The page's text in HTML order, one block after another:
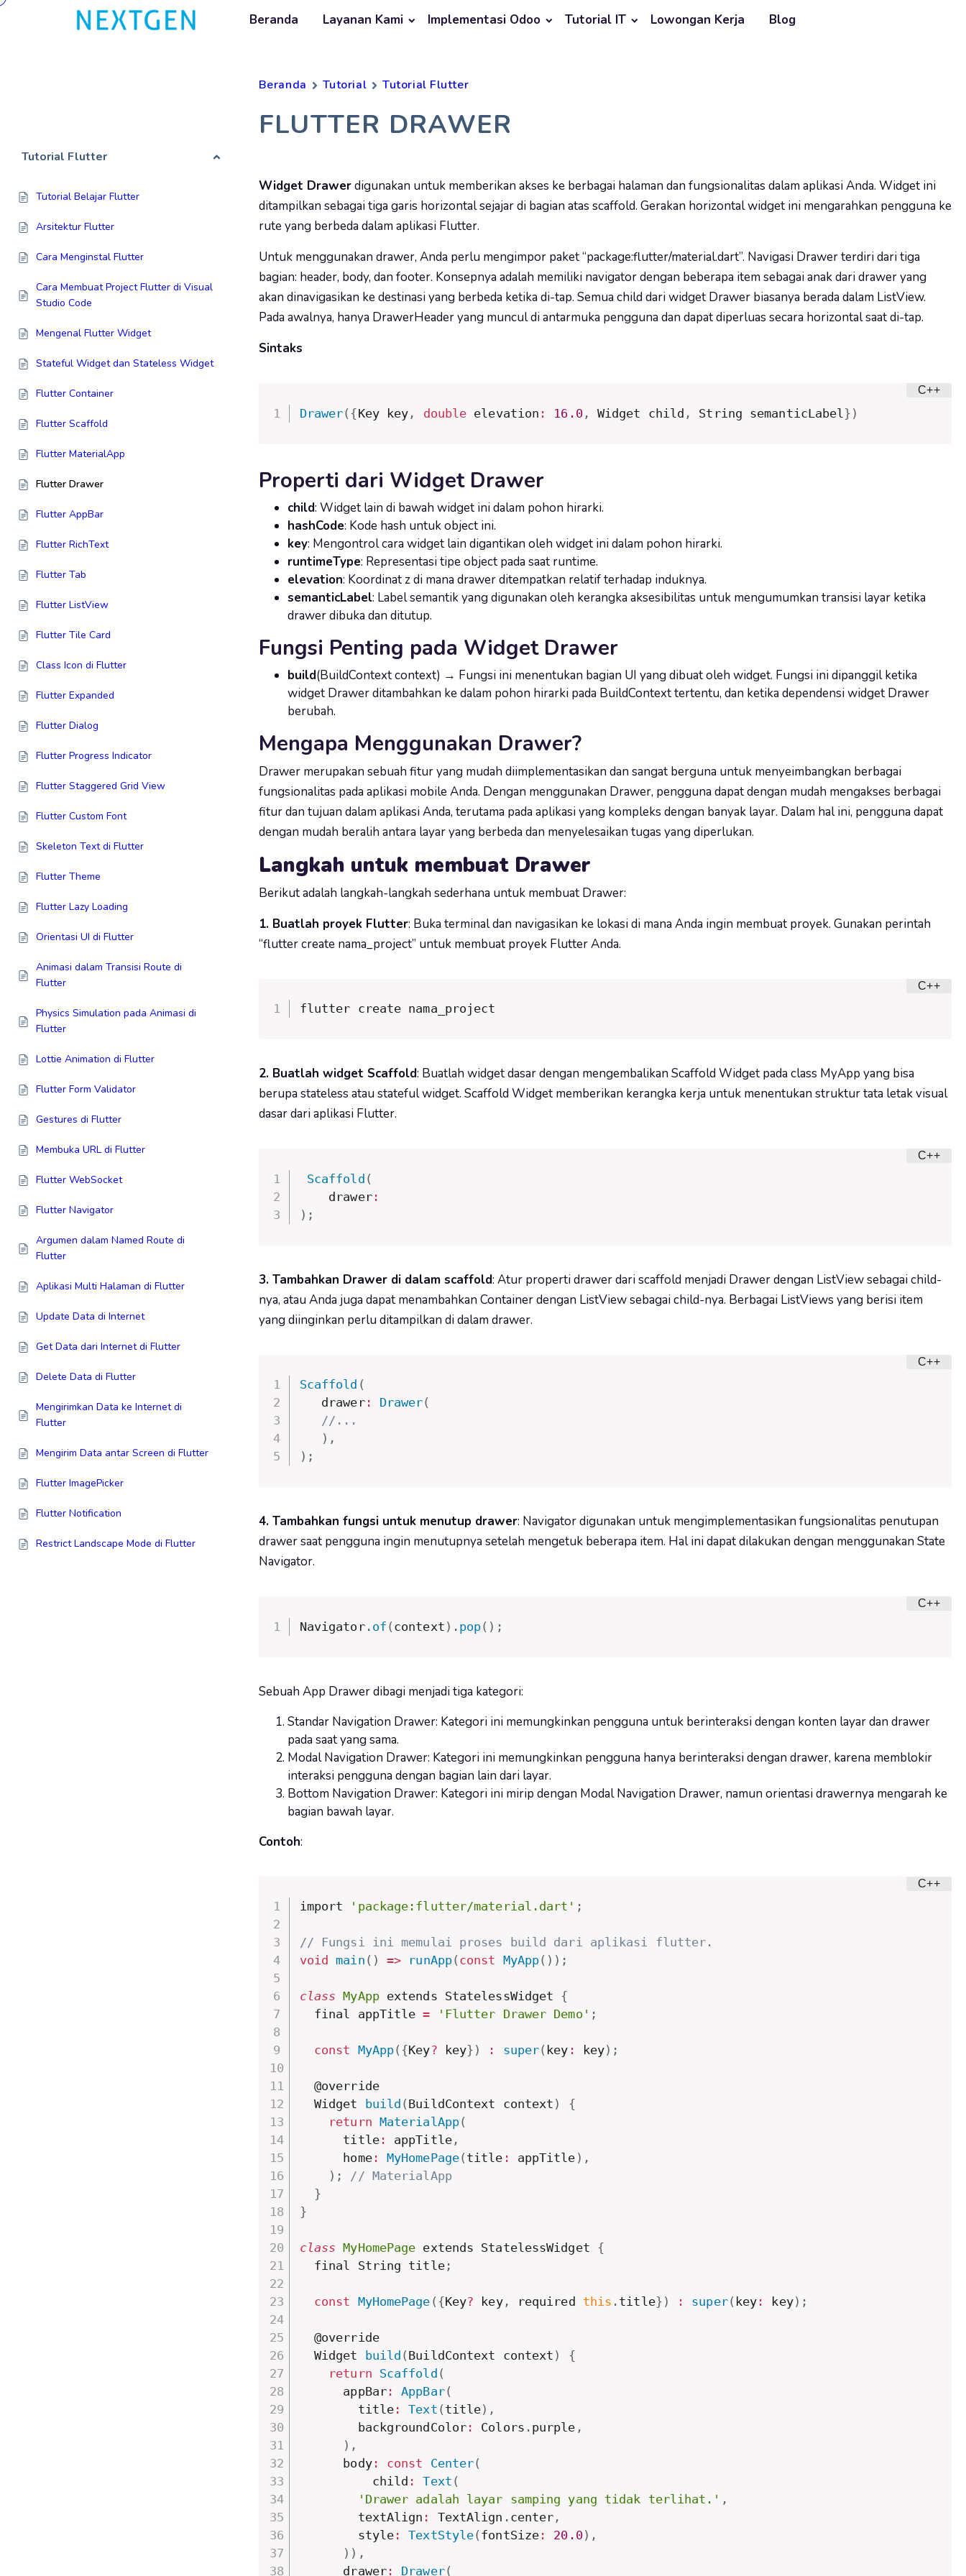
Beranda Layanan Kami Implementasi Odoo Tutorial IT Lowongan Kerja Blog
Tutorial Flutter
Tutorial Belajar Flutter
Arsitektur Flutter
Cara Menginstal Flutter
Cara Membuat Project Flutter di Visual
Studio Code
Mengenal Flutter Widget
Stateful Widget dan Stateless Widget
Flutter Container
Flutter Scaffold
Flutter MaterialApp
Flutter Drawer
Flutter AppBar
Flutter RichText
Flutter Tab
Flutter ListView
Flutter Tile Card
Class Icon di Flutter
Flutter Expanded
Flutter Dialog
Flutter Progress Indicator
Flutter Staggered Grid View
Flutter Custom Font
Skeleton Text di Flutter
Flutter Theme
Flutter Lazy Loading
Orientasi UI di Flutter
Animasi dalam Transisi Route di
Flutter
Physics Simulation pada Animasi di
Flutter
Lottie Animation di Flutter
Flutter Form Validator
Gestures di Flutter
Membuka URL di Flutter
Flutter WebSocket
Flutter Navigator
Argumen dalam Named Route di
Flutter
Aplikasi Multi Halaman di Flutter
Update Data di Internet
Get Data dari Internet di Flutter
Delete Data di Flutter
Mengirimkan Data ke Internet di
Flutter
Mengirim Data antar Screen di Flutter
Flutter ImagePicker
Flutter Notification
Restrict Landscape Mode di Flutter
Beranda Tutorial Tutorial Flutter
FLUTTER DRAWER
Widget Drawerdigunakan untuk memberikan akses ke berbagai halaman dan fungsionalitas dalam aplikasi Anda. Widget ini
ditampilkan sebagai tiga garis horizontal sejajar di bagian atas scaffold. Gerakan horizontal widget ini mengarahkan pengguna ke
rute yang berbeda dalam aplikasi Flutter.
Untuk menggunakan drawer, Anda perlu mengimpor paket “package:flutter/material.dart”. Navigasi Drawer terdiri dari tiga
bagian: header, body, dan footer. Konsepnya adalah memiliki navigator dengan beberapa item sebagai anak dari drawer yang
akan dinavigasikan ke destinasi yang berbeda ketika di-tap. Semua child dari widget Drawer biasanya berada dalam ListView.
Pada awalnya, hanya DrawerHeader yang muncul di antarmuka pengguna dan dapat diperluas secara horizontal saat di-tap.
Sintaks
Drawer( {Key key , double elevation : 16.0, Widget child , String semanticLabel } )
Properti dari Widget Drawer
child: Widget lain di bawah widget ini dalam pohon hirarki.
hashCode: Kode hash untuk object ini.
key: Mengontrol cara widget lain digantikan oleh widget ini dalam pohon hirarki.
runtimeType: Representasi tipe object pada saat runtime.
elevation: Koordinat z di mana drawer ditempatkan relatif terhadap induknya.
semanticLabel: Label semantik yang digunakan oleh kerangka aksesibilitas untuk mengumumkan transisi layar ketika
drawer dibuka dan ditutup.
Fungsi Penting pada Widget Drawer
build(BuildContext context) → Fungsi ini menentukan bagian UI yang dibuat oleh widget. Fungsi ini dipanggil ketika
widget Drawer ditambahkan ke dalam pohon hirarki pada BuildContext tertentu, dan ketika dependensi widget Drawer
berubah.
Mengapa Menggunakan Drawer?
Drawer merupakan sebuah fitur yang mudah diimplementasikan dan sangat berguna untuk menyeimbangkan berbagai
fungsionalitas pada aplikasi mobile Anda. Dengan menggunakan Drawer, pengguna dapat dengan mudah mengakses berbagai
fitur dan tujuan dalam aplikasi Anda, terutama pada aplikasi yang kompleks dengan banyak layar. Dalam hal ini, pengguna dapat
dengan mudah beralih antara layar yang berbeda dan menyelesaikan tugas yang diperlukan.
Langkah untuk membuat Drawer
Berikut adalah langkah-langkah sederhana untuk membuat Drawer:
1. Buatlah proyek Flutter: Buka terminal dan navigasikan ke lokasi di mana Anda ingin membuat proyek. Gunakan perintah
“flutter create nama_project” untuk membuat proyek Flutter Anda.
flutter create nama_project
2. Buatlah widget Scaffold: Buatlah widget dasar dengan mengembalikan Scaffold Widget pada class MyApp yang bisa
berupa stateless atau stateful widget. Scaffold Widget memberikan kerangka kerja untuk menentukan struktur tata letak visual
dasar dari aplikasi Flutter.
Scaffold (
    drawer
:
) ;
3. Tambahkan Drawer di dalam scaffold: Atur properti drawer dari scaffold menjadi Drawer dengan ListView sebagai child-
nya, atau Anda juga dapat menambahkan Container dengan ListView sebagai child-nya. Berbagai ListViews yang berisi item
yang diinginkan perlu ditampilkan di dalam drawer.
Scaffold (
   drawer
: Drawer(
//...
) ,
) ;
4. Tambahkan fungsi untuk menutup drawer: Navigator digunakan untuk mengimplementasikan fungsionalitas penutupan
drawer saat pengguna ingin menutupnya setelah mengetuk beberapa item. Hal ini dapat dilakukan dengan menggunakan State
Navigator.
Navigator. of ( context ) . pop( ) ;
Sebuah App Drawer dibagi menjadi tiga kategori:
Standar Navigation Drawer: Kategori ini memungkinkan pengguna untuk berinteraksi dengan konten layar dan drawer
pada saat yang sama.
Modal Navigation Drawer: Kategori ini memungkinkan pengguna hanya berinteraksi dengan drawer, karena memblokir
interaksi pengguna dengan bagian lain dari layar.
Bottom Navigation Drawer: Kategori ini mirip dengan Modal Navigation Drawer, namun orientasi drawernya mengarah ke
bagian bawah layar.
Contoh:
import 'package:flutter/material.dart' ;
// Fungsi ini memulai proses build dari aplikasi flutter.
void
main ( ) => runApp( const MyApp( ) ) ;
class MyApp extends StatelessWidget {
  final appTitle
= 'Flutter Drawer Demo' ;
const MyApp( {Key? key} ) : super( key : key) ;
  @override
  Widget
build ( BuildContext context )
{
return MaterialApp(
      title
: appTitle,
      home
: MyHomePage( title : appTitle ) ,
) ;
// MaterialApp
}
}
class MyHomePage extends StatelessWidget {
  final String title
;
const MyHomePage ( {Key? key, required this . title} ) : super( key : key) ;
  @override
  Widget
build ( BuildContext context )
{
return Scaffold (
      appBar
: AppBar(
        title
: Text ( title) ,
        backgroundColor
: Colors . purple ,
) ,
      body
: const Center(
          child
: Text (
'Drawer adalah layar samping yang tidak terlihat.' ,
        textAlign
: TextAlign . center ,
        style
: TextStyle( fontSize : 20.0) ,
) ) ,
      drawer
: Drawer(